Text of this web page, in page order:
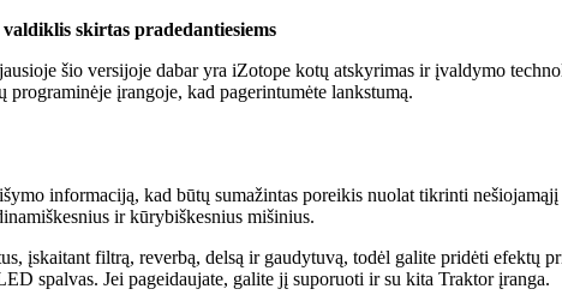
skirtas pradedantiesiems
šio versijoje dabar yra iZotope kotų atskyrimas ir įvaldymo
įrangoje, kad pagerintumėte lankstumą.
informaciją, kad būtų sumažintas poreikis nuolat tikrinti
ir kūrybiškesnius mišinius.
įskaitant filtrą, reverbą, delsą ir gaudytuvą, todėl galite pridėti efektų
spalvas. Jei pageidaujate, galite jį suporuoti ir su kita Traktor įranga.